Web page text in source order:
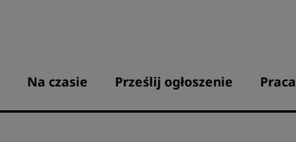
Na czasie Prześlij ogłoszenie Praca